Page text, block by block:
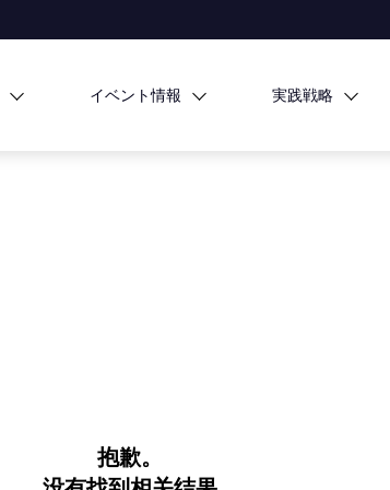
イベント情報 実践戦略
抱歉。